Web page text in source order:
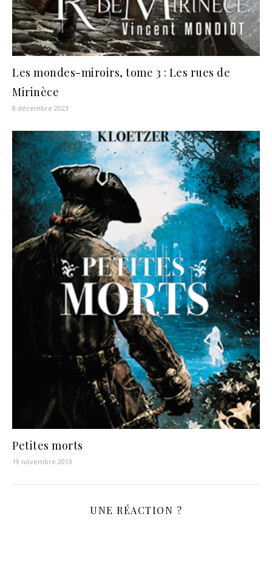
Les mondes-miroirs, tome 3 : Les rues de
Mirinèce
8 décembre 2023
Petites morts
19 novembre 2013
UNE RÉACTION ?